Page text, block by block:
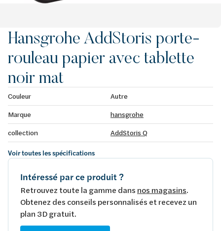
Hansgrohe AddStoris porte-
rouleau papier avec tablette
noir mat
Couleur
Autre
Marque
hansgrohe
collection
AddStoris Q
Voir toutes les spécifications
Intéressé par ce produit ?
Retrouvez toute la gamme dans nos magasins.
Obtenez des conseils personnalisés et recevez un
plan 3D gratuit.